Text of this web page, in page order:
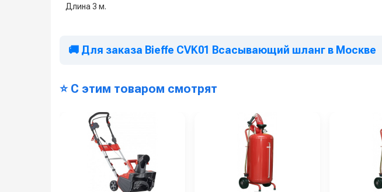
Длина 3 м.
🚚 Для заказа Bieffe CVK01 Всасывающий шланг в Москве
⭐ С этим товаром смотрят